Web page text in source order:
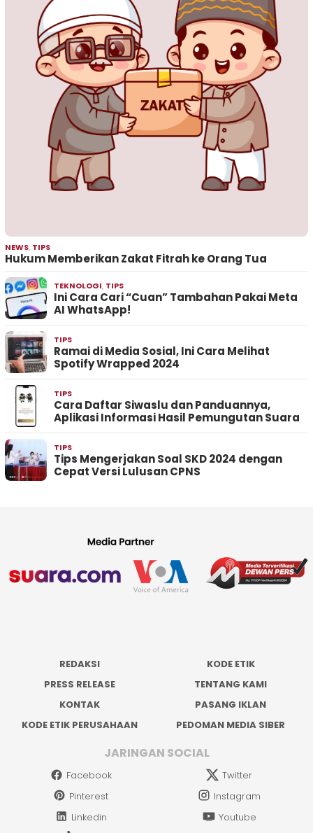
NEWS, TIPS
Hukum Memberikan Zakat Fitrah ke Orang Tua
TEKNOLOGI, TIPS
Ini Cara Cari “Cuan” Tambahan Pakai Meta
AI WhatsApp!
TIPS
Ramai di Media Sosial, Ini Cara Melihat
Spotify Wrapped 2024
TIPS
Cara Daftar Siwaslu dan Panduannya,
Aplikasi Informasi Hasil Pemungutan Suara
TIPS
Tips Mengerjakan Soal SKD 2024 dengan
Cepat Versi Lulusan CPNS
REDAKSI
KODE ETIK
PRESS RELEASE
TENTANG KAMI
KONTAK
PASANG IKLAN
KODE ETIK PERUSAHAAN
PEDOMAN MEDIA SIBER
JARINGAN SOCIAL
Facebook
Twitter
Pinterest
Instagram
Linkedin
Youtube